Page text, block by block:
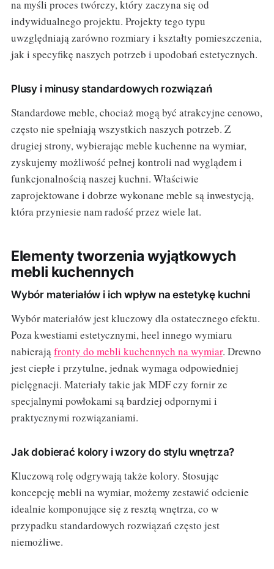
na myśli proces twórczy, który zaczyna się od
indywidualnego projektu. Projekty tego typu
uwzględniają zarówno rozmiary i kształty pomieszczenia,
jak i specyfikę naszych potrzeb i upodobań estetycznych.
Plusy i minusy standardowych rozwiązań
Standardowe meble, chociaż mogą być atrakcyjne cenowo,
często nie spełniają wszystkich naszych potrzeb. Z
drugiej strony, wybierając meble kuchenne na wymiar,
zyskujemy możliwość pełnej kontroli nad wyglądem i
funkcjonalnością naszej kuchni. Właściwie
zaprojektowane i dobrze wykonane meble są inwestycją,
która przyniesie nam radość przez wiele lat.
Elementy tworzenia wyjątkowych
mebli kuchennych
Wybór materiałów i ich wpływ na estetykę kuchni
Wybór materiałów jest kluczowy dla ostatecznego efektu.
Poza kwestiami estetycznymi, heel innego wymiaru
nabierająfronty do mebli kuchennych na wymiar. Drewno
jest ciepłe i przytulne, jednak wymaga odpowiedniej
pielęgnacji. Materiały takie jak MDF czy fornir ze
specjalnymi powłokami są bardziej odpornymi i
praktycznymi rozwiązaniami.
Jak dobierać kolory i wzory do stylu wnętrza?
Kluczową rolę odgrywają także kolory. Stosując
koncepcję mebli na wymiar, możemy zestawić odcienie
idealnie komponujące się z resztą wnętrza, co w
przypadku standardowych rozwiązań często jest
niemożliwe.